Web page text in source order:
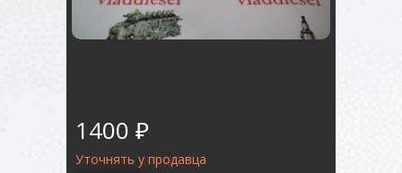
1400 ₽
Уточнять у продавца